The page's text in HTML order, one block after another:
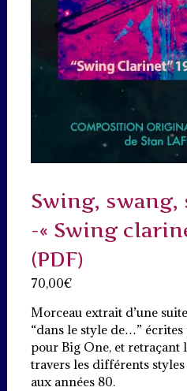
Swing, swang,
-« Swing
(PDF)
70,00€
Morceau extrait d’une
“dans le style de…”
pour Big One, et retraçant
travers les différents styles
aux années 80.